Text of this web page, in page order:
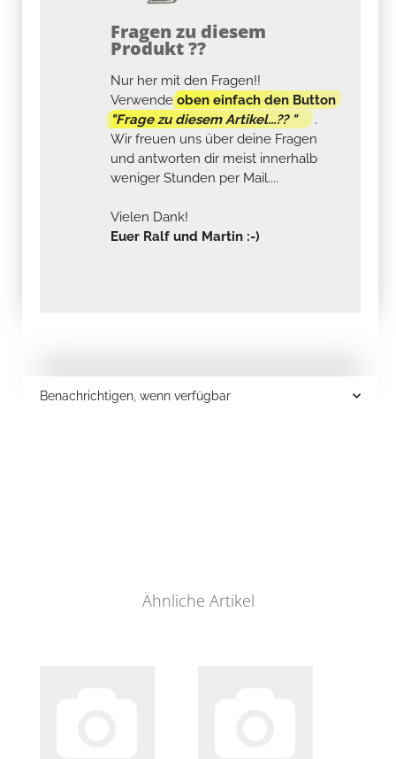
Fragen zu diesem
Produkt ??
Nur her mit den Fragen!!
Verwendeoben einfach den Button
"Frage zu diesem Artikel...?? "
.
Wir freuen uns über deine Fragen
und antworten dir meist innerhalb
weniger Stunden per Mail....
Vielen Dank!
Euer Ralf und Martin :-)
Benachrichtigen, wenn verfügbar
Ähnliche Artikel